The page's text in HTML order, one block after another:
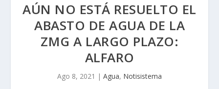
AÚN NO ESTÁ RESUELTO EL
ABASTO DE AGUA DE LA
ZMG A LARGO PLAZO:
ALFARO
Ago 8, 2021 | Agua, Notisistema